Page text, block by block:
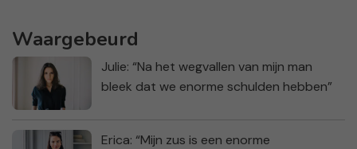
Waargebeurd
Julie: “Na het wegvallen van mijn man
bleek dat we enorme schulden hebben”
Erica: “Mijn zus is een enorme